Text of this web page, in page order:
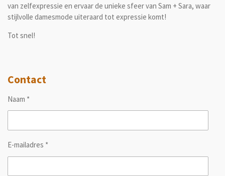
van zelfexpressie en ervaar de unieke sfeer van Sam + Sara, waar
stijlvolle damesmode uiteraard tot expressie komt!
Tot snel!
Contact
Naam *
E-mailadres *